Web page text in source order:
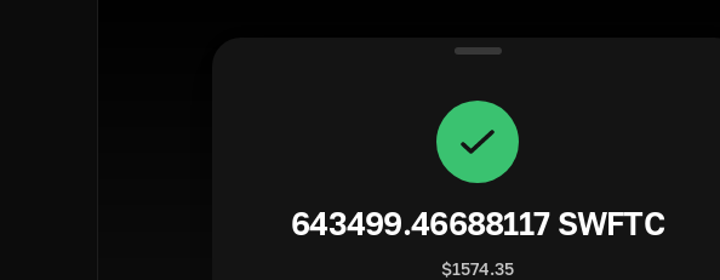
643499.46688117 SWFTC
$1574.35